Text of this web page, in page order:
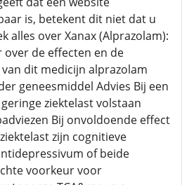
is, betekent dit niet dat u
alles over Xanax (Alprazolam):
over de effecten en de
dit medicijn alprazolam
geneesmiddel Advies Bij een
ziektelast volstaan
Bij onvoldoende effect
zijn cognitieve
of beide
voorkeur voor